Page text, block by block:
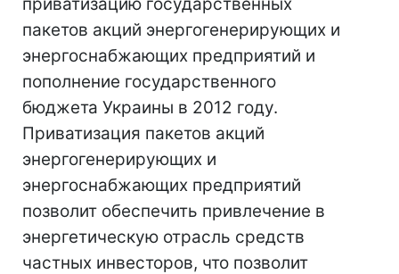
пакетов акций энергогенерирующих и
энергоснабжающих предприятий и
пополнение государственного
бюджета Украины в 2012 году.
Приватизация пакетов акций
энергогенерирующих и
энергоснабжающих предприятий
позволит обеспечить привлечение в
энергетическую отрасль средств
частных инвесторов, что позволит